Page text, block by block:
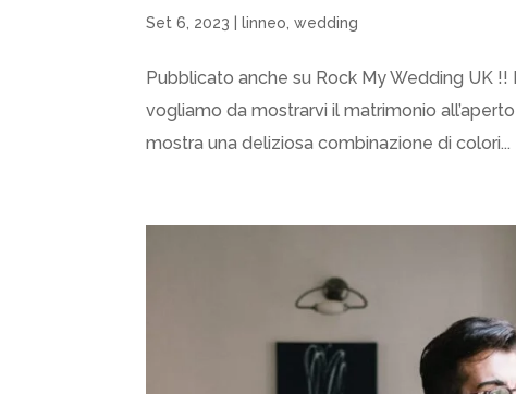
Set 6, 2023 linneo ,wedding
Pubblicato anche su Rock My Wedding UK !!
vogliamo da mostrarvi il matrimonio
mostra una deliziosa combinazione di colori...